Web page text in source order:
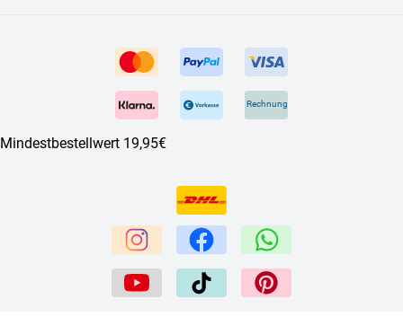
Rechnung
Mindestbestellwert 19,95€